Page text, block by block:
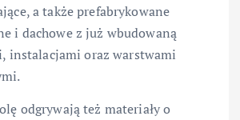
a także prefabrykowane
i dachowe z już wbudowaną
instalacjami oraz warstwami
odgrywają też materiały o